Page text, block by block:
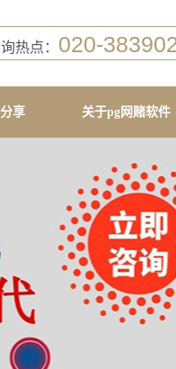
热点： 020-
享 关于pg网赌软件